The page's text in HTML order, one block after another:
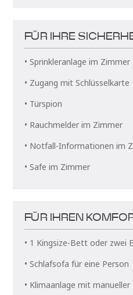
FÜR IHRE
• Sprinkleranlage im Zimmer
• Zugang mit Schlüsselkarte
• Türspion
• Rauchmelder im Zimmer
• Notfall-Informationen im
• Safe im Zimmer
FÜR IHREN
• 1 Kingsize-Bett oder zwei
• Schlafsofa für eine Person
• Klimaanlage mit